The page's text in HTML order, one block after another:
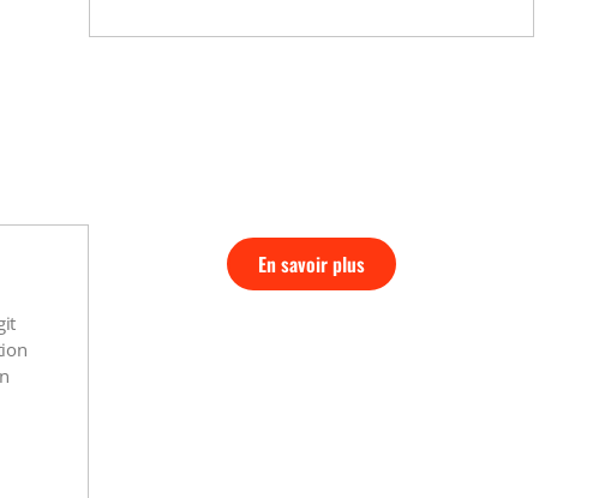
En savoir plus